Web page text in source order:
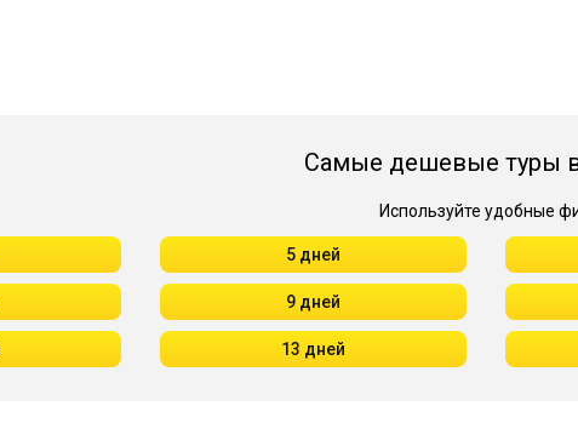
Самые дешевые туры
Используйте удобные
5 дней
9 дней
13 дней